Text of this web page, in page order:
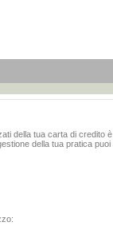
della tua carta di credito è
della tua pratica puoi